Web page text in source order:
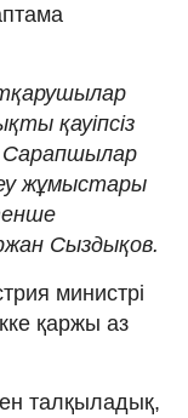
қауіпсіз
Сарапшылар
жұмыстары
Сыздықов.
министрі
қаржы аз
талқыладық,